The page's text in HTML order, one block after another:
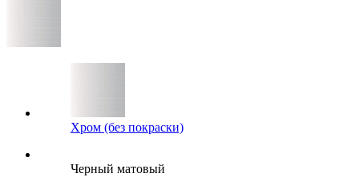
Хром (без покраски)
Черный матовый